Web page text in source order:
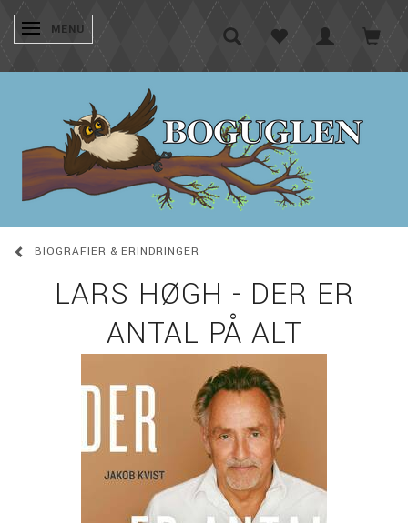
SKIFTE NAVIGATION
MENU
BIOGRAFIER & ERINDRINGER
LARS HØGH - DER ER
ANTAL PÅ ALT